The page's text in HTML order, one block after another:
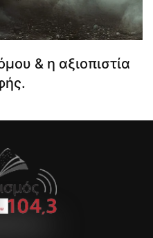
& η αξιοπιστία